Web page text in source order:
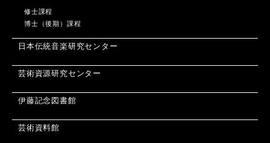
修士課程
博士（後期）課程
日本伝統音楽研究センター
芸術資源研究センター
伊藤記念図書館
芸術資料館